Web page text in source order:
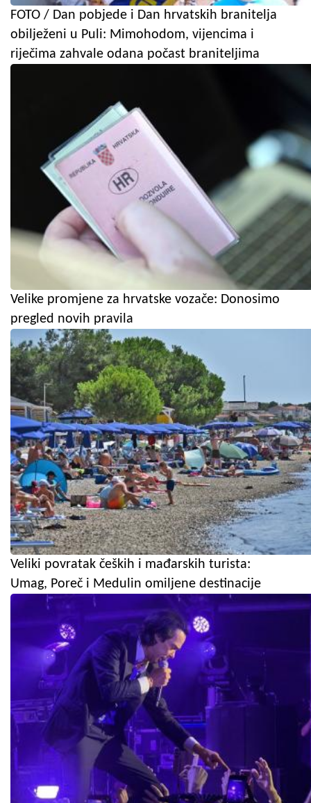
FOTO / Dan pobjede i Dan hrvatskih branitelja
obilježeni u Puli: Mimohodom, vijencima i
riječima zahvale odana počast braniteljima
Velike promjene za hrvatske vozače: Donosimo
pregled novih pravila
Veliki povratak čeških i mađarskih turista:
Umag, Poreč i Medulin omiljene destinacije